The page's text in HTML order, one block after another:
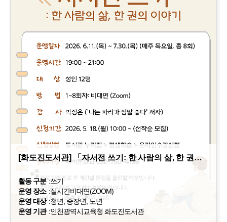
[화도진도서관] 「자서전 쓰기: 한 사람의 삶, 한 권…
활동 구분 :쓰기
운영 장소 :실시간비대면(ZOOM)
운영 대상 :청년, 중장년, 노년
운영 기관 :인천광역시교육청 화도진도서관